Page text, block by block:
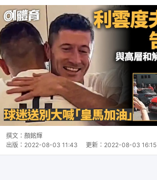
撰文： 顏銘輝
出版： 2022-08-03 11:43 更新： 2022-08-03 16:15